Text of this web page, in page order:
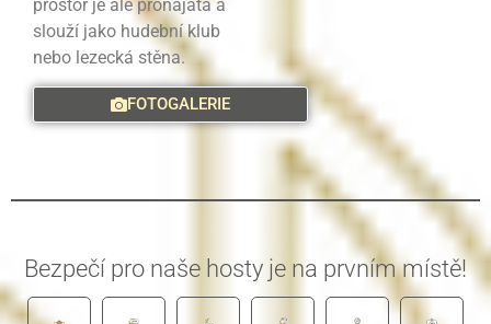
prostor je ale pronajata a
slouží jako hudební klub
nebo lezecká stěna.
FOTOGALERIE
Bezpečí pro naše hosty je na prvním místě!